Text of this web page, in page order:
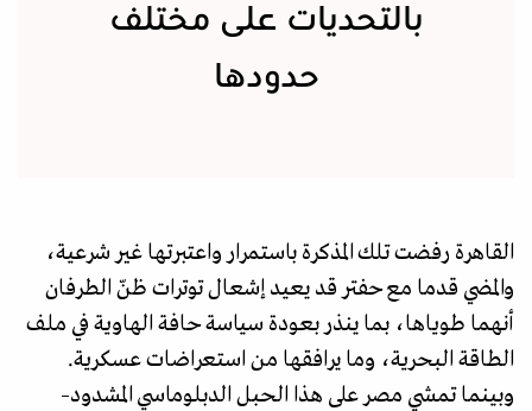
بالتحديات على مختلف
حدودها
القاهرة رفضت تلك المذكرة باستمرار واعتبرتها غير شرعية،
والمضي قدما مع حفتر قد يعيد إشعال توترات ظنّ الطرفان
أنهما طوياها، بما ينذر بعودة سياسة حافة الهاوية في ملف
الطاقة البحرية، وما يرافقها من استعراضات عسكرية.
وبينما تمشي مصر على هذا الحبل الدبلوماسي المشدود–